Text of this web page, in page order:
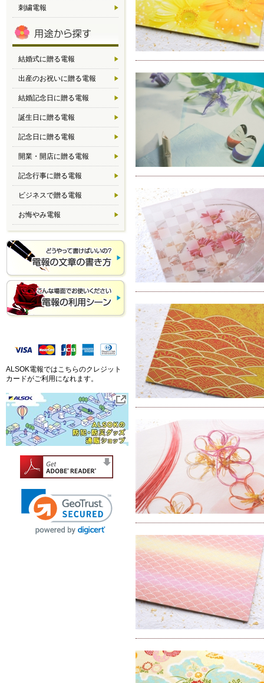
刺繍電報
結婚式に贈る電報
出産のお祝いに贈る電報
結婚記念日に贈る電報
誕生日に贈る電報
記念日に贈る電報
開業・開店に贈る電報
記念行事に贈る電報
ビジネスで贈る電報
お悔やみ電報
ALSOK電報ではこちらのクレジット
カードがご利用になれます。